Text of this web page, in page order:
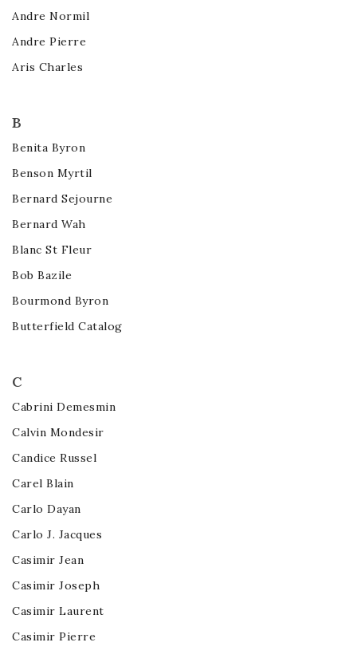
Andre Normil
Andre Pierre
Aris Charles
B
Benita Byron
Benson Myrtil
Bernard Sejourne
Bernard Wah
Blanc St Fleur
Bob Bazile
Bourmond Byron
Butterfield Catalog
C
Cabrini Demesmin
Calvin Mondesir
Candice Russel
Carel Blain
Carlo Dayan
Carlo J. Jacques
Casimir Jean
Casimir Joseph
Casimir Laurent
Casimir Pierre